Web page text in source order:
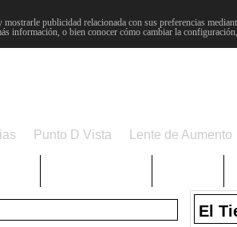
publicidad relacionada con sus preferencias
información, o bien conocer cómo cambiar la
Punto D Vista Lente de Aumento
El